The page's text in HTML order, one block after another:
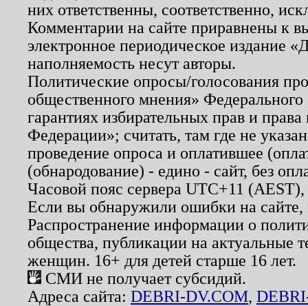
них ответственны, соответственно,
Комментарии на сайте приравнены к
электронное периодическое издание
наполняемость несут авторы.
Политические опросы/голосования
общественного мнения»
гарантиях избирательных прав и
Федерации»; считать, там где не
проведение опроса и оплатившее
(обнародование) - едино - сайт, без
Часовой пояс сервера UTC+11
Если вы обнаружили ошибки на
Распространение информации о
общества, публикации на актуальные
женщин. 16+ для детей старше 16 лет.
СМИ не получает субсидий.
Адреса сайта: DEBRI-DV.COM,